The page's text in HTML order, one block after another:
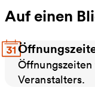
Auf einen
Veranstalters.